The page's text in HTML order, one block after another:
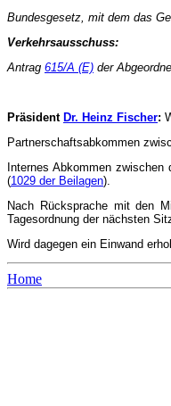
Bundesgesetz, mit dem das
Verkehrsausschuss:
Antrag 615/A (E) der
Präsident Dr. Heinz Fischer:
Partnerschaftsabkommen
Internes Abkommen
(1029 der Beilagen).
Nach Rücksprache mit den
Tagesordnung der nächsten
Wird dagegen ein Einwand
Home